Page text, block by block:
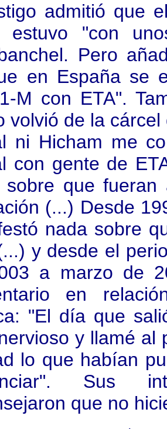
admitió que
estuvo "con
Pero
en España se
M con ETA".
volvió de la
ni Hicham me
con gente de
sobre que
(...) Desde
nada sobre
y desde el
a marzo de
en
"El día que
y llamé al
lo que habían
Sus
que no